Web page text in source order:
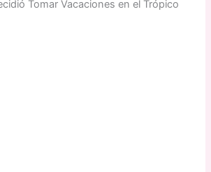
Tomar Vacaciones en el Trópico